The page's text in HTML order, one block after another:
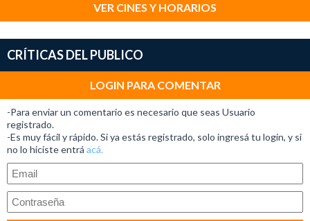
VER CINES Y HORARIOS
CRÍTICAS DEL PUBLICO
LOGIN PARA COMENTAR
-Para enviar un comentario es necesario que seas Usuario
registrado.
-Es muy fácil y rápido. Si ya estás registrado, solo ingresá tu login, y si
no lo hiciste entrá acá.